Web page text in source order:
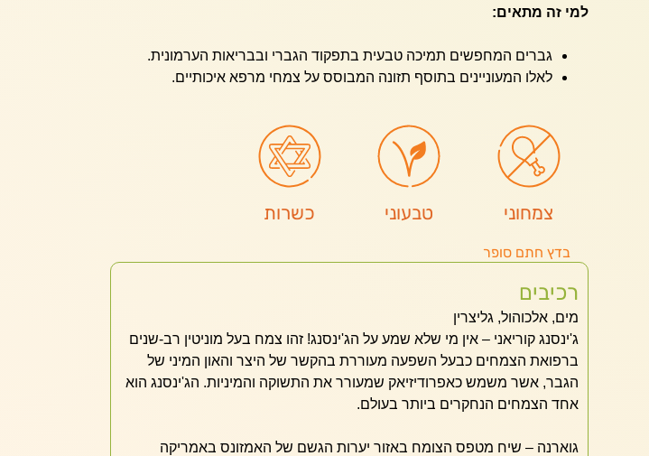
למי זה מתאים:
גברים המחפשים תמיכה טבעית בתפקוד הגברי ובבריאות הערמונית.
לאלו המעוניינים בתוסף תזונה המבוסס על צמחי מרפא איכותיים.
צמחוני טבעוני כשרות
בדץ חתם סופר
רכיבים
מים, אלכוהול, גליצרין
ג'ינסנג קוריאני – אין מי שלא שמע על הג'ינסנג! זהו צמח בעל מוניטין רב-שנים
ברפואת הצמחים כבעל השפעה מעוררת בהקשר של היצר והאון המיני של
הגבר, אשר משמש כאפרודיזיאק שמעורר את התשוקה והמיניות. הג'ינסנג הוא
אחד הצמחים הנחקרים ביותר בעולם.
גוארנה – שיח מטפס הצומח באזור יערות הגשם של האמזונס באמריקה